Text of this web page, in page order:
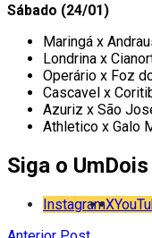
Sábado (24/01)
Maringá x
Londrina x
Operário x Foz
Cascavel x
Azuriz x São
Athletico x Galo
Siga o
InstagramX